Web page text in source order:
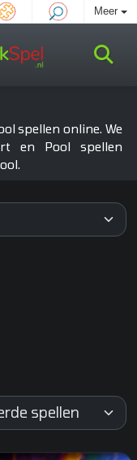
Meer
spellen online. We
en Pool spellen